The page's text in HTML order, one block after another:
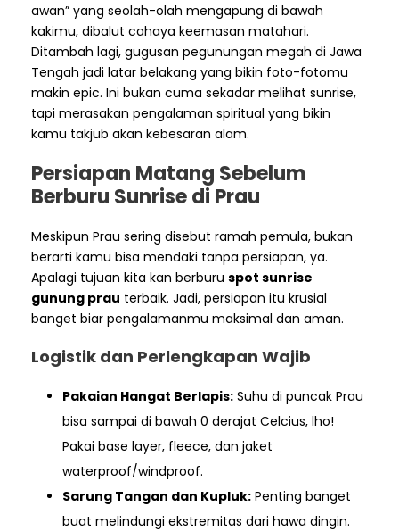
awan” yang seolah-olah mengapung di bawah
kakimu, dibalut cahaya keemasan matahari.
Ditambah lagi, gugusan pegunungan megah di Jawa
Tengah jadi latar belakang yang bikin foto-fotomu
makin epic. Ini bukan cuma sekadar melihat sunrise,
tapi merasakan pengalaman spiritual yang bikin
kamu takjub akan kebesaran alam.
Persiapan Matang Sebelum
Berburu Sunrise di Prau
Meskipun Prau sering disebut ramah pemula, bukan
berarti kamu bisa mendaki tanpa persiapan, ya.
Apalagi tujuan kita kan berburu spot sunrise
gunung prau terbaik. Jadi, persiapan itu krusial
banget biar pengalamanmu maksimal dan aman.
Logistik dan Perlengkapan Wajib
Pakaian Hangat Berlapis: Suhu di puncak Prau
bisa sampai di bawah 0 derajat Celcius, lho!
Pakai base layer, fleece, dan jaket
waterproof/windproof.
Sarung Tangan dan Kupluk: Penting banget
buat melindungi ekstremitas dari hawa dingin.